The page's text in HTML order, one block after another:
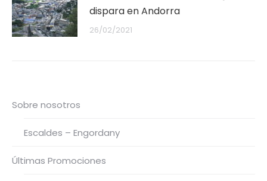
dispara en Andorra
26/02/2021
Sobre nosotros
Escaldes – Engordany
Últimas Promociones